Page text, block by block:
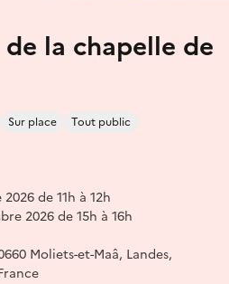
la chapelle de
Sur place
Tout public
de 11h à 12h
2026 de 15h à 16h
Moliets-et-Maâ, Landes,